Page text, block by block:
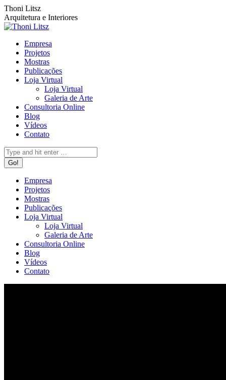
Pular
para
o
Facebook
page
opens
new
window
Instagram
page
opens
new
window
Rss
page
opens
new
window
Thoni Litsz
Arquitetura e Interiores
Empresa
Projetos
Mostras
Publicações
Loja Virtual
Loja Virtual
Galeria de Arte
Consultoria Online
Blog
Vídeos
Contato
Search:
Empresa
Projetos
Mostras
Publicações
Loja Virtual
Loja Virtual
Galeria de Arte
Consultoria Online
Blog
Vídeos
Contato